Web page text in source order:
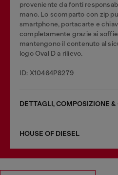
proveniente da fonti
mano. Lo scomparto con zip
smartphone, portacarte e
completamente grazie ai
mantengono il contenuto al
logo Oval D a rilievo.
ID: X10464P8279
DETTAGLI, COMPOSIZIONE &
HOUSE OF DIESEL